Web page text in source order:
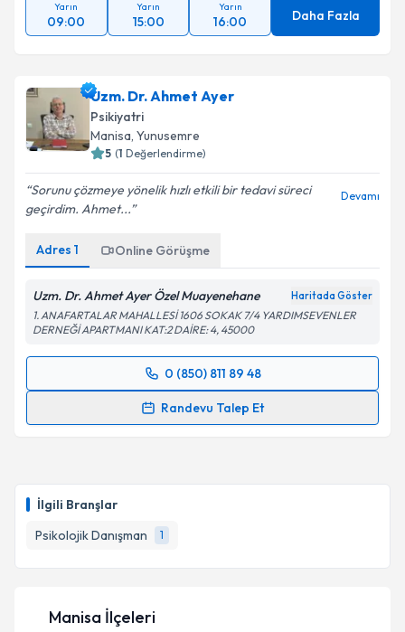
İlgili Branşlar
Psikolojik Danışman
1
Yarın
09:00
Yarın
15:00
Yarın
16:00 Daha Fazla
Uzm. Dr. Ahmet Ayer
Psikiyatri
Manisa, Yunusemre
5 (1 Değerlendirme)
Sorunu çözmeye yönelik hızlı etkili bir tedavi süreci
geçirdim. Ahmet...
Devamı
Adres 1 Online Görüşme
Uzm. Dr. Ahmet Ayer Özel Muayenehane Haritada Göster
1. ANAFARTALAR MAHALLESİ 1606 SOKAK 7/4 YARDIMSEVENLER
DERNEĞİ APARTMANI KAT:2 DAİRE: 4, 45000
0 (850) 811 89 48
Randevu Talep Et
Randevu Takvimi Talebi
E-posta Adresiniz
Kişisel verilerimin işlenmesine ilişkin
Metni'ni okudum ve kişisel verilerimin belirtilen
Manisa İlçeleri